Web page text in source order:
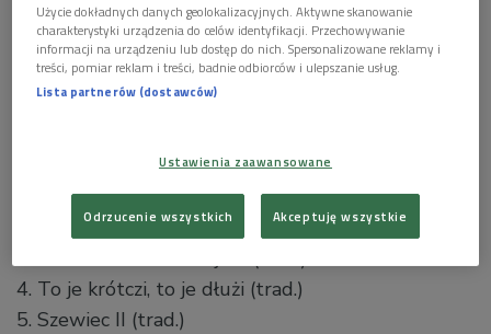
Muzyka Źródeł: Kaszuby Foto: mat. pras. PR
Muzyka Źródeł vol. 17, Kaszuby, Polskie Radio
1. Prezentacja dźwięku diabelskich skrzypiec(trad.)
2. Szewiec(trad.)
4. To je krótczi, to je dłużi (trad.)
5. Szewiec II (trad.)
Użycie dokładnych danych geolokalizacyjnych. Aktywne skanowanie
charakterystyki urządzenia do celów identyfikacji. Przechowywanie
informacji na urządzeniu lub dostęp do nich. Spersonalizowane reklamy i
treści, pomiar reklam i treści, badnie odbiorców i ulepszanie usług.
Lista partnerów (dostawców)
Ustawienia zaawansowane
Odrzucenie wszystkich Akceptuję wszystkie